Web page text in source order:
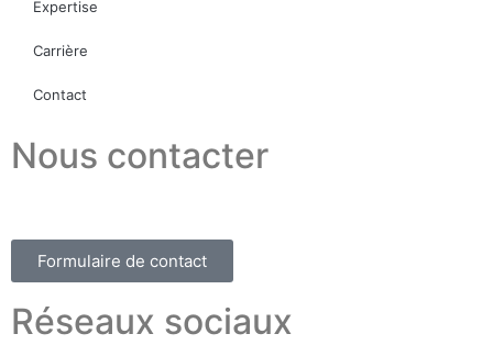
Expertise
Carrière
Contact
Nous contacter
Formulaire de contact
Réseaux sociaux